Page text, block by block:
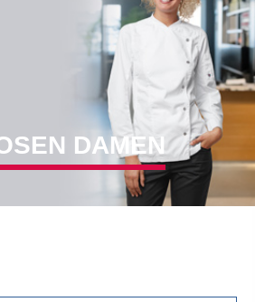
DAMEN